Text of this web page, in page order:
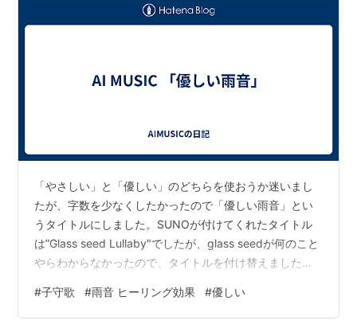
「やさしい」と「優しい」のどちらを使おうか迷いまし
たが、字数を少なくしたかったので「優しい雨音」とい
うタイトルにしました。SUNOが付けてくれたタイトル
は”Glass seed Lullaby"でしたが、glass seedが何のこと
やらわからなかったので、タイトルを付け替えました。
ラ、単調なメロディの繰り返し」というプロンプトで生
成依頼したのですが、良い感じできて、最後に打楽器が
#子守歌 #雨音 ヒーリング効果 #優しい